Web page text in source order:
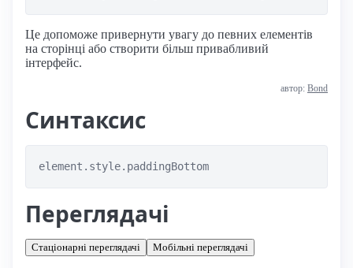
Це допоможе привернути увагу до певних елементів
на сторінці або створити більш привабливий
інтерфейс.
автор: Bond
Синтаксис
element.style.paddingBottom
Переглядачі
Стаціонарні переглядачі Мобільні переглядачі